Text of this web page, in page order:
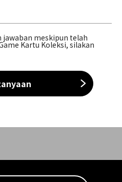
jawaban meskipun telah
Kartu Koleksi, silakan